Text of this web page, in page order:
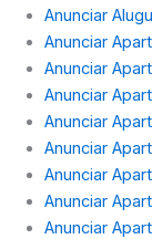
Anunciar
Anunciar
Anunciar
Anunciar
Anunciar
Anunciar
Anunciar
Anunciar
Anunciar